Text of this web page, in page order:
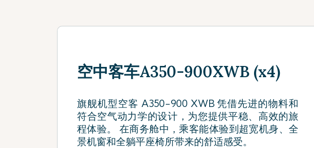
空中客车A350-900XWB (x4)
旗舰机型空客 A350-900 XWB 凭借先进的物料和
符合空气动力学的设计，为您提供平稳、高效的旅
程体验。 在商务舱中，乘客能体验到超宽机身、全
景机窗和全躺平座椅所带来的舒适感受。